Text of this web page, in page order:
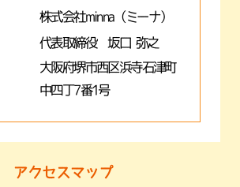
株式会社minna（ミーナ）
代表取締役 坂口 弥之
大阪府堺市西区浜寺石津町
中四丁7番1号
アクセスマップ